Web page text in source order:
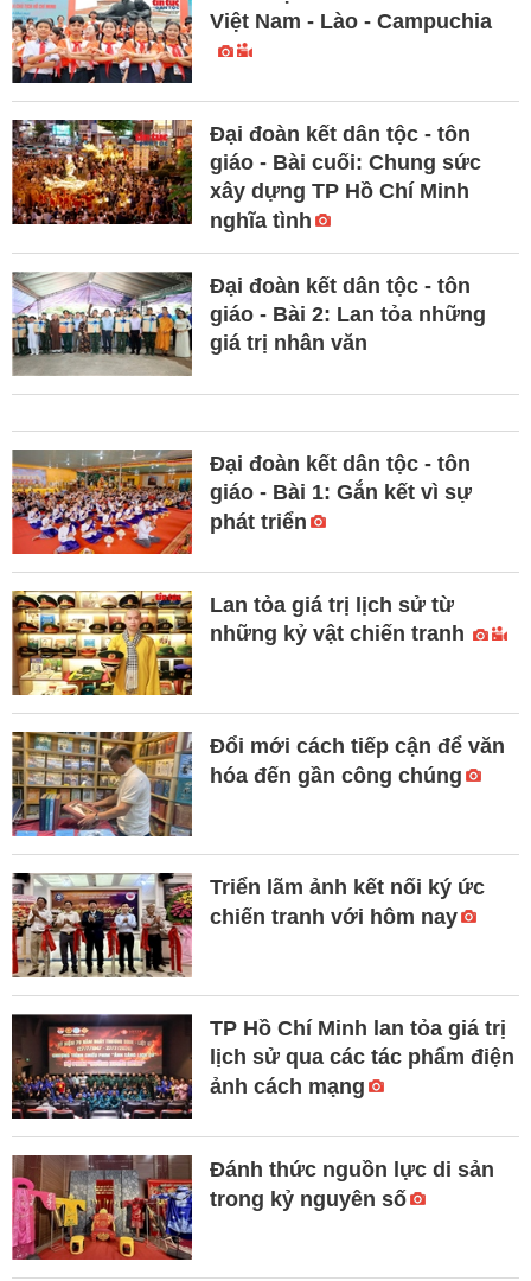
Việt Nam - Lào - Campuchia
Đại đoàn kết dân tộc - tôn
giáo - Bài cuối: Chung sức
xây dựng TP Hồ Chí Minh
nghĩa tình
Đại đoàn kết dân tộc - tôn
giáo - Bài 2: Lan tỏa những
giá trị nhân văn
Đại đoàn kết dân tộc - tôn
giáo - Bài 1: Gắn kết vì sự
phát triển
Lan tỏa giá trị lịch sử từ
những kỷ vật chiến tranh
Đổi mới cách tiếp cận để văn
hóa đến gần công chúng
Triển lãm ảnh kết nối ký ức
chiến tranh với hôm nay
TP Hồ Chí Minh lan tỏa giá trị
lịch sử qua các tác phẩm điện
ảnh cách mạng
Đánh thức nguồn lực di sản
trong kỷ nguyên số